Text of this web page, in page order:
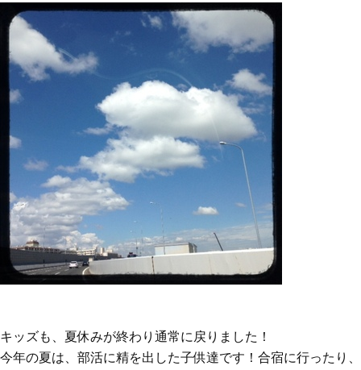
ママとパパに贈る「ジェンダーレ
ス学」
人気の40代髪型・ヘア
キッズも、夏休みが終わり通常に戻りました！
今年の夏は、部活に精を出した子供達です！合宿に行ったり、